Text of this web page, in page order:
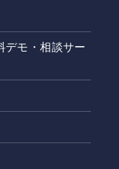
デモ・相談サー